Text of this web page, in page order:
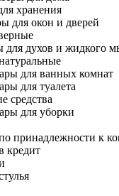
хранения
для окон и дверей
для духов и жидкого
для ванных комнат
для туалета
средства
для уборки
принадлежности к
кредит